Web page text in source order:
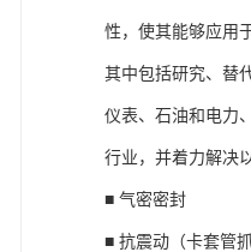
性，使其能够应用
其中包括研究、替
仪表、石油和电力
行业，并着力解决
■ 气密密封
■ 抗震动（卡套管抓